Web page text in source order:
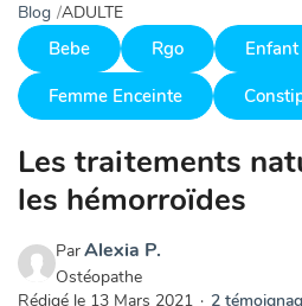
Blog ADULTE
Bebe Rgo
Enfant
Femme Enceinte
Les traitements
les hémorroïdes
ParAlexia P.
Ostéopathe
Rédigé le 13 Mars 2021 · 2